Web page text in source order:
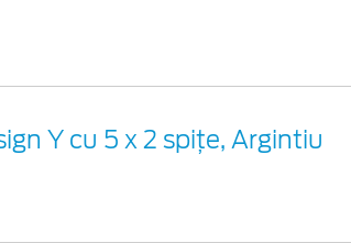
Y cu 5 x 2 spițe, Argintiu